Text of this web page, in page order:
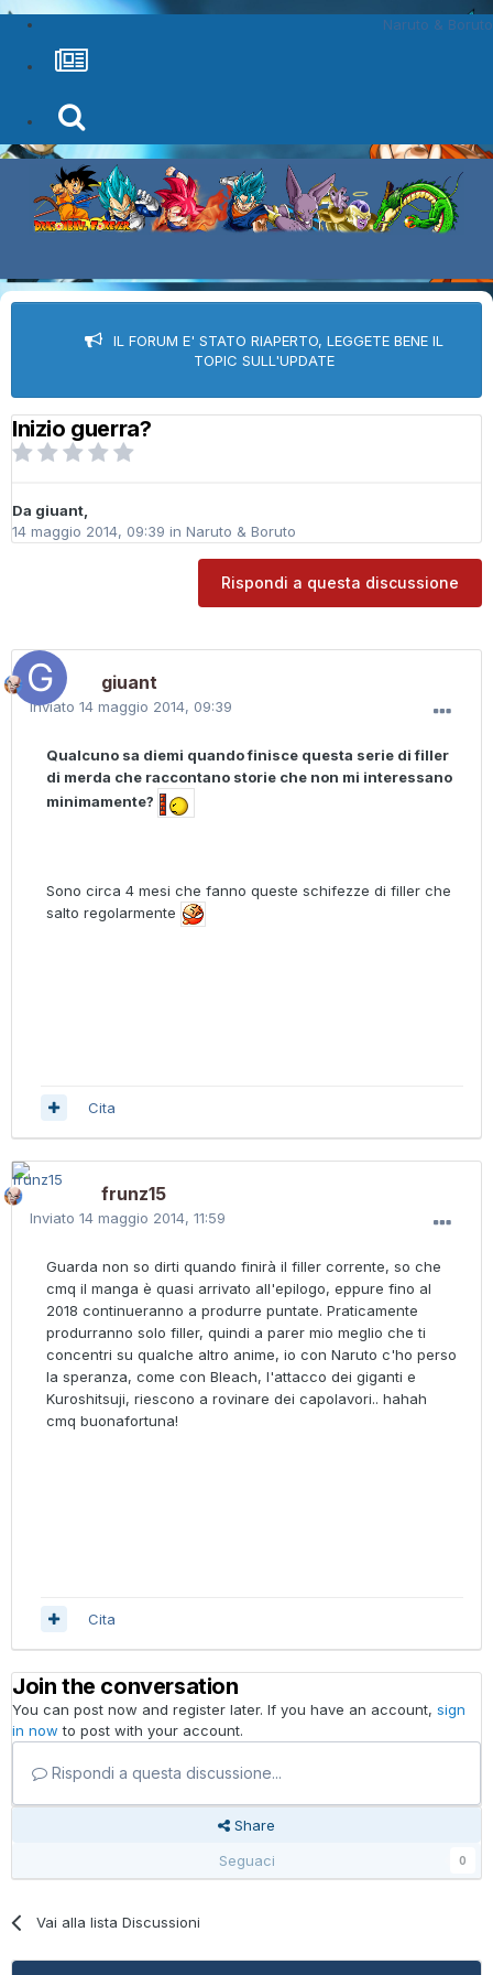
Naruto & Boruto
IL FORUM E' STATO RIAPERTO, LEGGETE BENE IL
TOPIC SULL'UPDATE
Inizio guerra?
Da giuant,
14 maggio 2014, 09:39 in Naruto & Boruto
Rispondi a questa discussione
giuant
Inviato 14 maggio 2014, 09:39
Qualcuno sa diemi quando finisce questa serie di filler
di merda che raccontano storie che non mi interessano
minimamente?
Sono circa 4 mesi che fanno queste schifezze di filler che
salto regolarmente
Cita
frunz15
Inviato 14 maggio 2014, 11:59
Guarda non so dirti quando finirà il filler corrente, so che
cmq il manga è quasi arrivato all'epilogo, eppure fino al
2018 continueranno a produrre puntate. Praticamente
produrranno solo filler, quindi a parer mio meglio che ti
concentri su qualche altro anime, io con Naruto c'ho perso
la speranza, come con Bleach, l'attacco dei giganti e
Kuroshitsuji, riescono a rovinare dei capolavori.. hahah
cmq buonafortuna!
Cita
Join the conversation
You can post now and register later. If you have an account, sign
in now to post with your account.
Rispondi a questa discussione...
Share
Seguaci
0
Vai alla lista Discussioni